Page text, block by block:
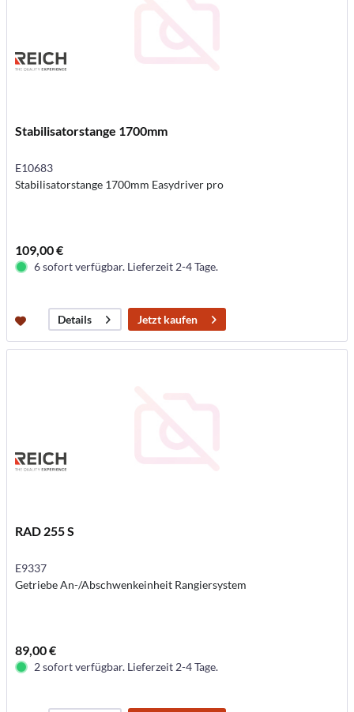
Stabilisatorstange 1700mm
E10683
Stabilisatorstange 1700mm Easydriver pro
109,00 €
6 sofort verfügbar. Lieferzeit 2-4 Tage.
Details Jetzt kaufen
RAD 255 S
E9337
Getriebe An-/Abschwenkeinheit Rangiersystem
89,00 €
2 sofort verfügbar. Lieferzeit 2-4 Tage.